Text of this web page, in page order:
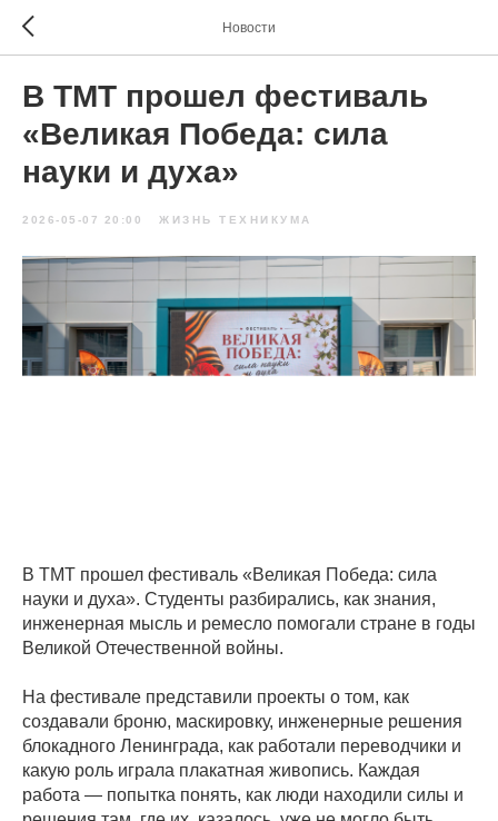
Новости
В ТМТ прошел фестиваль
«Великая Победа: сила
науки и духа»
2026-05-07 20:00 ЖИЗНЬ ТЕХНИКУМА
В ТМТ прошел фестиваль «Великая Победа: сила
науки и духа». Студенты разбирались, как знания,
инженерная мысль и ремесло помогали стране в годы
Великой Отечественной войны.
На фестивале представили проекты о том, как
создавали броню, маскировку, инженерные решения
блокадного Ленинграда, как работали переводчики и
какую роль играла плакатная живопись. Каждая
работа — попытка понять, как люди находили силы и